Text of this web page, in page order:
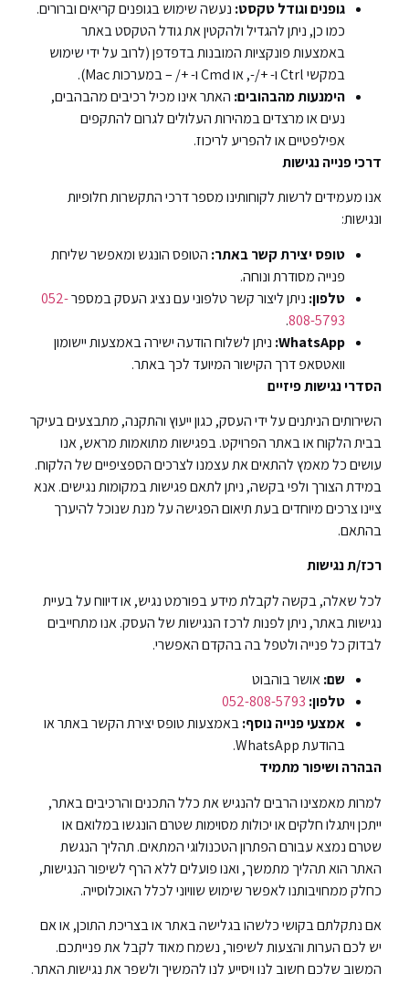
גופנים וגודל טקסט: נעשה שימוש בגופנים קריאים וברורים.
כמו כן, ניתן להגדיל ולהקטין את גודל הטקסט באתר
באמצעות פונקציות המובנות בדפדפן (לרוב על ידי שימוש
במקשי Ctrl ו- +/-, או Cmd ו- +/ – במערכות Mac).
הימנעות מהבהובים: האתר אינו מכיל רכיבים מהבהבים,
נעים או מרצדים במהירות העלולים לגרום להתקפים
אפילפטיים או להפריע לריכוז.
דרכי פנייה נגישות
אנו מעמידים לרשות לקוחותינו מספר דרכי התקשרות חלופיות
ונגישות:
טופס יצירת קשר באתר: הטופס הונגש ומאפשר שליחת
פנייה מסודרת ונוחה.
טלפון: ניתן ליצור קשר טלפוני עם נציג העסק במספר052-
808-5793
.
WhatsApp: ניתן לשלוח הודעה ישירה באמצעות יישומון
וואטסאפ דרך הקישור המיועד לכך באתר.
הסדרי נגישות פיזיים
השירותים הניתנים על ידי העסק, כגון ייעוץ והתקנה, מתבצעים בעיקר
בבית הלקוח או באתר הפרויקט. בפגישות מתואמות מראש, אנו
עושים כל מאמץ להתאים את עצמנו לצרכים הספציפיים של הלקוח.
במידת הצורך ולפי בקשה, ניתן לתאם פגישות במקומות נגישים. אנא
ציינו צרכים מיוחדים בעת תיאום הפגישה על מנת שנוכל להיערך
בהתאם.
רכז/ת נגישות
לכל שאלה, בקשה לקבלת מידע בפורמט נגיש, או דיווח על בעיית
נגישות באתר, ניתן לפנות לרכז הנגישות של העסק. אנו מתחייבים
לבדוק כל פנייה ולטפל בה בהקדם האפשרי.
שם:אושר בוהבוט
טלפון: 052-808-5793
אמצעי פנייה נוסף:באמצעות טופס יצירת הקשר באתר או
בהודעת WhatsApp.
הבהרה ושיפור מתמיד
למרות מאמצינו הרבים להנגיש את כלל התכנים והרכיבים באתר,
ייתכן ויתגלו חלקים או יכולות מסוימות שטרם הונגשו במלואם או
שטרם נמצא עבורם הפתרון הטכנולוגי המתאים. תהליך הנגשת
האתר הוא תהליך מתמשך, ואנו פועלים ללא הרף לשיפור הנגישות,
כחלק ממחויבותנו לאפשר שימוש שוויוני לכלל האוכלוסייה.
אם נתקלתם בקושי כלשהו בגלישה באתר או בצריכת התוכן, או אם
יש לכם הערות והצעות לשיפור, נשמח מאוד לקבל את פנייתכם.
המשוב שלכם חשוב לנו ויסייע לנו להמשיך ולשפר את נגישות האתר.